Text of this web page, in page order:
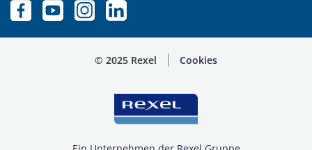
© 2025 Rexel Cookies